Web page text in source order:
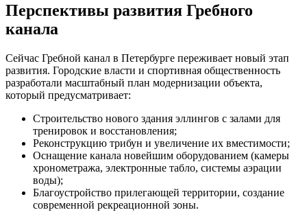
Перспективы развития Гребного
канала
Сейчас Гребной канал в Петербурге переживает новый этап
развития. Городские власти и спортивная общественность
разработали масштабный план модернизации объекта,
который предусматривает:
Строительство нового здания эллингов с залами для
тренировок и восстановления;
Реконструкцию трибун и увеличение их вместимости;
Оснащение канала новейшим оборудованием (камеры
хронометража, электронные табло, системы аэрации
воды);
Благоустройство прилегающей территории, создание
современной рекреационной зоны.